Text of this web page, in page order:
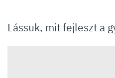
Lássuk, mit fejleszt a